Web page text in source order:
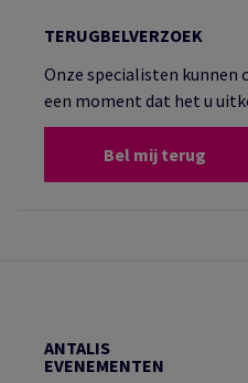
TERUGBELVERZOEK
Onze specialisten kunnen
een moment dat het u
Bel mij terug
ANTALIS
EVENEMENTEN